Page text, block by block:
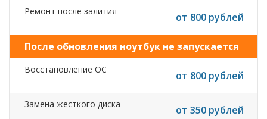
Ремонт после залития от 800 рублей
После обновления ноутбук не запускается
Восстановление ОС от 800 рублей
Замена жесткого диска от 350 рублей